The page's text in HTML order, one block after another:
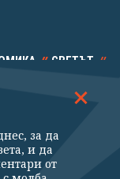
СВЕТЪТ
КАЛЕЙДОСКОП
за да
и да
от